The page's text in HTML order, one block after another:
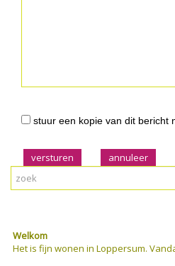
stuur een kopie van dit bericht
versturen
Welkom
Het is fijn wonen in Loppersum.